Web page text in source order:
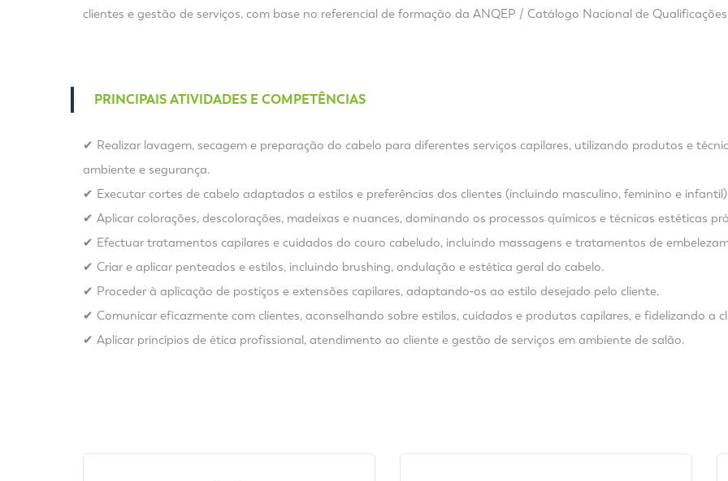
clientes e gestão de serviços, com base no referencial de formação da ANQEP / Catálogo Nacional de
PRINCIPAIS ATIVIDADES E COMPETÊNCIAS
✔ Realizar lavagem, secagem e preparação do cabelo para diferentes serviços capilares, utilizando produtos e
ambiente e segurança.
✔ Executar cortes de cabelo adaptados a estilos e preferências dos clientes (incluindo masculino, feminino e
✔ Aplicar colorações, descolorações, madeixas e nuances, dominando os processos químicos e técnicas estéticas
✔ Efectuar tratamentos capilares e cuidados do couro cabeludo, incluindo massagens e tratamentos de
✔ Criar e aplicar penteados e estilos, incluindo brushing, ondulação e estética geral do cabelo.
✔ Proceder à aplicação de postiços e extensões capilares, adaptando‑os ao estilo desejado pelo cliente.
✔ Comunicar eficazmente com clientes, aconselhando sobre estilos, cuidados e produtos capilares, e fidelizando a
✔ Aplicar princípios de ética profissional, atendimento ao cliente e gestão de serviços em ambiente de salão.